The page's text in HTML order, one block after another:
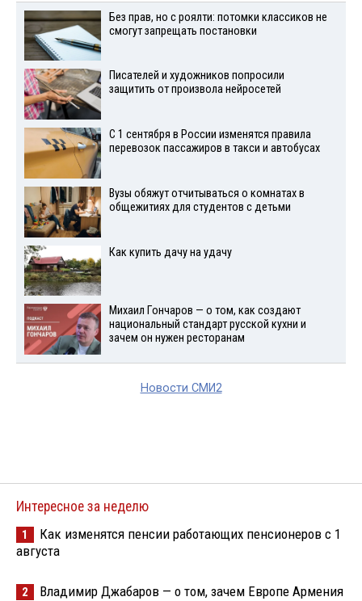
Без прав, но с роялти: потомки классиков не
смогут запрещать постановки
Писателей и художников попросили
защитить от произвола нейросетей
С 1 сентября в России изменятся правила
перевозок пассажиров в такси и автобусах
Вузы обяжут отчитываться о комнатах в
общежитиях для студентов с детьми
Как купить дачу на удачу
Михаил Гончаров — о том, как создают
национальный стандарт русской кухни и
зачем он нужен ресторанам
Новости СМИ2
Интересное за неделю
1
Как изменятся пенсии работающих пенсионеров с 1
августа
2 Владимир Джабаров — о том, зачем Европе Армения